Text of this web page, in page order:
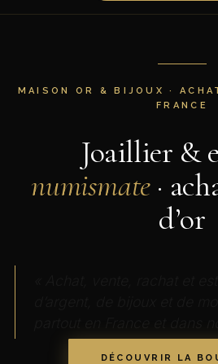
MAISON OR & BIJOUX ·
FRANCE
Joaillier &
numismate·
d’or
DÉCOUVRIR LA